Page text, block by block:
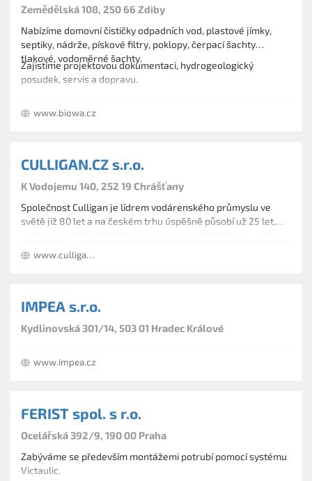
Zemědělská 108, 250 66 Zdiby
Nabízíme domovní čističky odpadních vod, plastové jímky,
septiky, nádrže, pískové filtry, poklopy, čerpací šachty
tlakové, vodoměrné šachty.
Zajistíme projektovou dokumentaci, hydrogeologický
posudek, servis a dopravu.
www.biowa.cz
CULLIGAN.CZ s.r.o.
K Vodojemu 140, 252 19 Chrášťany
Společnost Culligan je lídrem vodárenského průmyslu ve
světě již 80 let a na českém trhu úspěšně působí už 25 let,
proto je pro Vás ideálním partnerem pro Vaši úpravu vody.
Firma Culligan sama navrhuje a vyrábí mnoho zařízení na
čištění vody.
www.culligancz.cz
IMPEA s.r.o.
Kydlinovská 301/14, 503 01 Hradec Králové
www.impea.cz
FERIST spol. s r.o.
Ocelářská 392/9, 190 00 Praha
Zabýváme se především montážemi potrubí pomocí systému
Victaulic.